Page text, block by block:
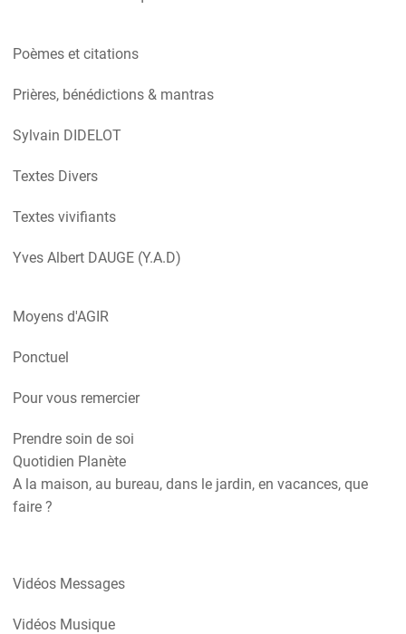
Poèmes et citations
Prières, bénédictions & mantras
Sylvain DIDELOT
Textes Divers
Textes vivifiants
Yves Albert DAUGE (Y.A.D)
Moyens d'AGIR
Ponctuel
Pour vous remercier
Prendre soin de soi
Quotidien Planète
A la maison, au bureau, dans le jardin, en vacances, que
faire ?
Vidéos Messages
Vidéos Musique